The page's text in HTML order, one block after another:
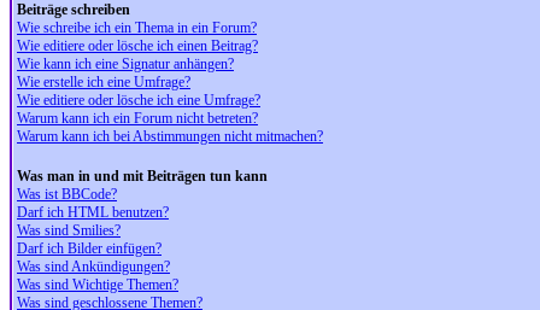
Beiträge schreiben
Wie schreibe ich ein Thema in ein Forum?
Wie editiere oder lösche ich einen Beitrag?
Wie kann ich eine Signatur anhängen?
Wie erstelle ich eine Umfrage?
Wie editiere oder lösche ich eine Umfrage?
Warum kann ich ein Forum nicht betreten?
Warum kann ich bei Abstimmungen nicht mitmachen?
Was man in und mit Beiträgen tun kann
Was ist BBCode?
Darf ich HTML benutzen?
Was sind Smilies?
Darf ich Bilder einfügen?
Was sind Ankündigungen?
Was sind Wichtige Themen?
Was sind geschlossene Themen?